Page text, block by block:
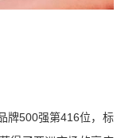
牌500强第416位，标